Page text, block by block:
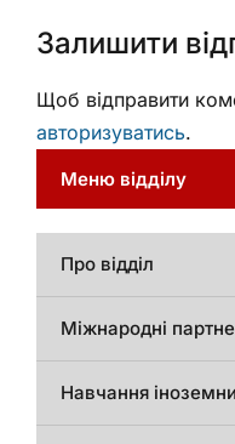
Залишити
Щоб відправити
авторизуватись.
Меню відділу
Про відділ
Міжнародні
Навчання